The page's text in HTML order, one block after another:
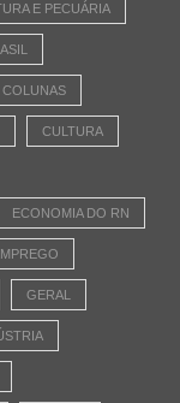
E PECUÁRIA
COLUNAS
CULTURA
ECONOMIA DO RN
GERAL